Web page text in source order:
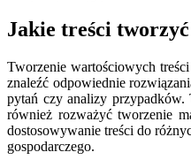
Jakie treści
Tworzenie wartościowych
znaleźć odpowiednie
pytań czy analizy przypadków.
również rozważyć tworzenie
dostosowywanie treści do
gospodarczego.